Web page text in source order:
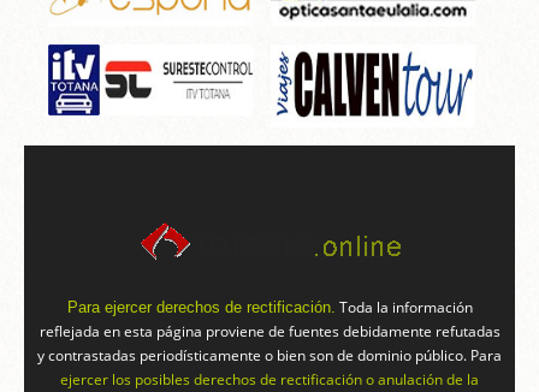
Para ejercer derechos de rectificación. Toda la información
reflejada en esta página proviene de fuentes debidamente refutadas
y contrastadas periodísticamente o bien son de dominio público. Para
ejercer los posibles derechos de rectificación o anulación de la